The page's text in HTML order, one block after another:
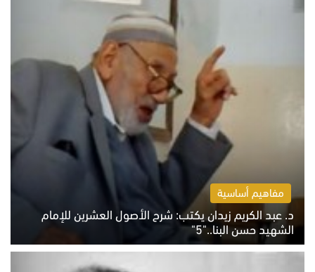
مفاهيم أساسية
د. عبد الكريم زيدان يكتب: شرح الأصول العشرين للإمام
الشهيد حسن البنا.."5"
السبت 8 أغسطس 2026 10:46 ص